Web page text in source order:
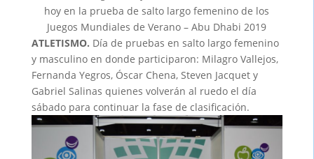
hoy en la prueba de salto largo femenino de los
Juegos Mundiales de Verano – Abu Dhabi 2019
ATLETISMO. Día de pruebas en salto largo femenino
y masculino en donde participaron: Milagro Vallejos,
Fernanda Yegros, Óscar Chena, Steven Jacquet y
Gabriel Salinas quienes volverán al ruedo el día
sábado para continuar la fase de clasificación.